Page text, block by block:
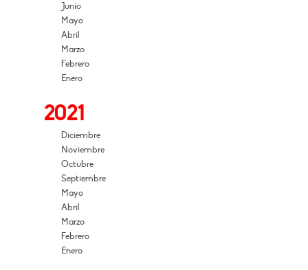
Junio
Mayo
Abril
Marzo
Febrero
Enero
2021
Diciembre
Noviembre
Octubre
Septiembre
Mayo
Abril
Marzo
Febrero
Enero